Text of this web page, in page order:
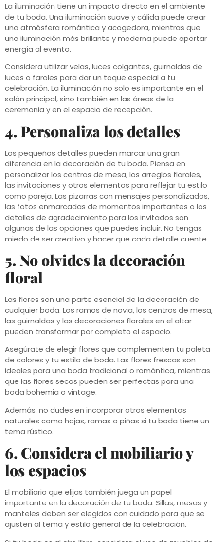
La iluminación tiene un impacto directo en el ambiente
de tu boda. Una iluminación suave y cálida puede crear
una atmósfera romántica y acogedora, mientras que
una iluminación más brillante y moderna puede aportar
energía al evento.
Considera utilizar velas, luces colgantes, guirnaldas de
luces o faroles para dar un toque especial a tu
celebración. La iluminación no solo es importante en el
salón principal, sino también en las áreas de la
ceremonia y en el espacio de recepción.
4. Personaliza los detalles
Los pequeños detalles pueden marcar una gran
diferencia en la decoración de tu boda. Piensa en
personalizar los centros de mesa, los arreglos florales,
las invitaciones y otros elementos para reflejar tu estilo
como pareja. Las pizarras con mensajes personalizados,
las fotos enmarcadas de momentos importantes o los
detalles de agradecimiento para los invitados son
algunas de las opciones que puedes incluir. No tengas
miedo de ser creativo y hacer que cada detalle cuente.
5. No olvides la decoración
floral
Las flores son una parte esencial de la decoración de
cualquier boda. Los ramos de novia, los centros de mesa,
las guirnaldas y las decoraciones florales en el altar
pueden transformar por completo el espacio.
Asegúrate de elegir flores que complementen tu paleta
de colores y tu estilo de boda. Las flores frescas son
ideales para una boda tradicional o romántica, mientras
que las flores secas pueden ser perfectas para una
boda bohemia o vintage.
Además, no dudes en incorporar otros elementos
naturales como hojas, ramas o piñas si tu boda tiene un
tema rústico.
6. Considera el mobiliario y
los espacios
El mobiliario que elijas también juega un papel
importante en la decoración de tu boda. Sillas, mesas y
manteles deben ser elegidos con cuidado para que se
ajusten al tema y estilo general de la celebración.